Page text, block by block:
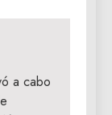
a cabo